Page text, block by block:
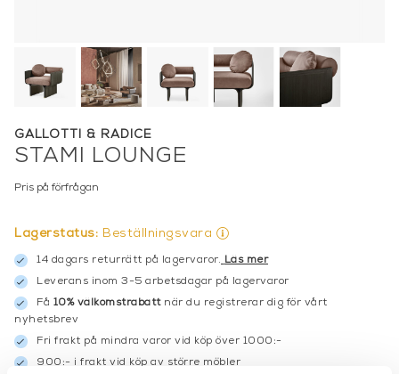
GALLOTTI & RADICE
STAMI LOUNGE
Pris på förfrågan
Lagerstatus: Beställningsvara
14 dagars returrätt på lagervaror. Läs mer
Leverans inom 3-5 arbetsdagar på lagervaror
Få 10% välkomstrabattnär du registrerar dig för vårt
nyhetsbrev
Fri frakt på mindra varor vid köp över 1000:-
900:- i frakt vid köp av större möbler